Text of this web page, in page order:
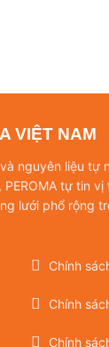
VIỆT NAM
nguyên liệu tự
tự tin
lưới phổ rộng
Chính
Chính
Chính